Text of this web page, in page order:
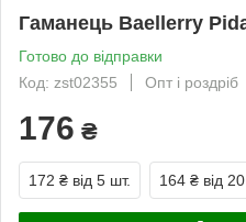
Гаманець Baellerry
Готово до відправки
Код: zst02355
Опт і роздріб
176 ₴
172 ₴ від 5 шт. 164 ₴ від